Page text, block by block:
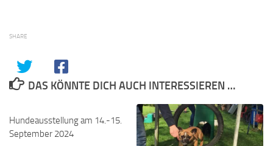
SHARE
DAS KÖNNTE DICH AUCH INTERESSIEREN …
Hundeausstellung am 14.-15.
September 2024